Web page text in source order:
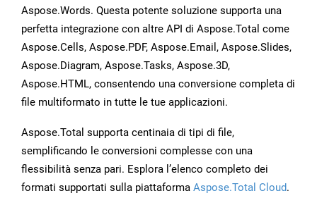
Aspose.Words. Questa potente soluzione supporta una
perfetta integrazione con altre API di Aspose.Total come
Aspose.Cells, Aspose.PDF, Aspose.Email, Aspose.Slides,
Aspose.Diagram, Aspose.Tasks, Aspose.3D,
Aspose.HTML, consentendo una conversione completa di
file multiformato in tutte le tue applicazioni.
Aspose.Total supporta centinaia di tipi di file,
semplificando le conversioni complesse con una
flessibilità senza pari. Esplora l’elenco completo dei
formati supportati sulla piattaforma Aspose.Total Cloud.